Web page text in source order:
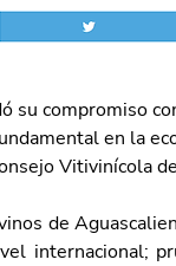
su compromiso
en la
Vitivinícola
de
internacional;